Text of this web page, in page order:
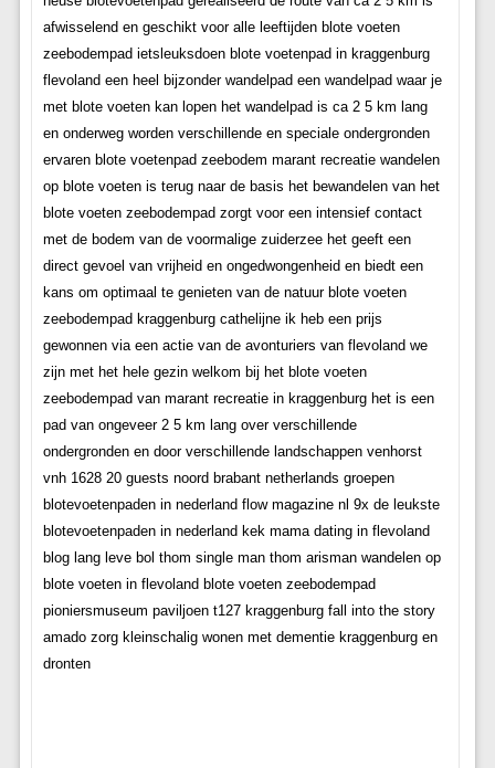
afwisselend en geschikt voor alle leeftijden blote voeten
zeebodempad ietsleuksdoen blote voetenpad in kraggenburg
flevoland een heel bijzonder wandelpad een wandelpad waar je
met blote voeten kan lopen het wandelpad is ca 2 5 km lang
en onderweg worden verschillende en speciale ondergronden
ervaren blote voetenpad zeebodem marant recreatie wandelen
op blote voeten is terug naar de basis het bewandelen van het
blote voeten zeebodempad zorgt voor een intensief contact
met de bodem van de voormalige zuiderzee het geeft een
direct gevoel van vrijheid en ongedwongenheid en biedt een
kans om optimaal te genieten van de natuur blote voeten
zeebodempad kraggenburg cathelijne ik heb een prijs
gewonnen via een actie van de avonturiers van flevoland we
zijn met het hele gezin welkom bij het blote voeten
zeebodempad van marant recreatie in kraggenburg het is een
pad van ongeveer 2 5 km lang over verschillende
ondergronden en door verschillende landschappen venhorst
vnh 1628 20 guests noord brabant netherlands groepen
blotevoetenpaden in nederland flow magazine nl 9x de leukste
blotevoetenpaden in nederland kek mama dating in flevoland
blog lang leve bol thom single man thom arisman wandelen op
blote voeten in flevoland blote voeten zeebodempad
pioniersmuseum paviljoen t127 kraggenburg fall into the story
amado zorg kleinschalig wonen met dementie kraggenburg en
dronten